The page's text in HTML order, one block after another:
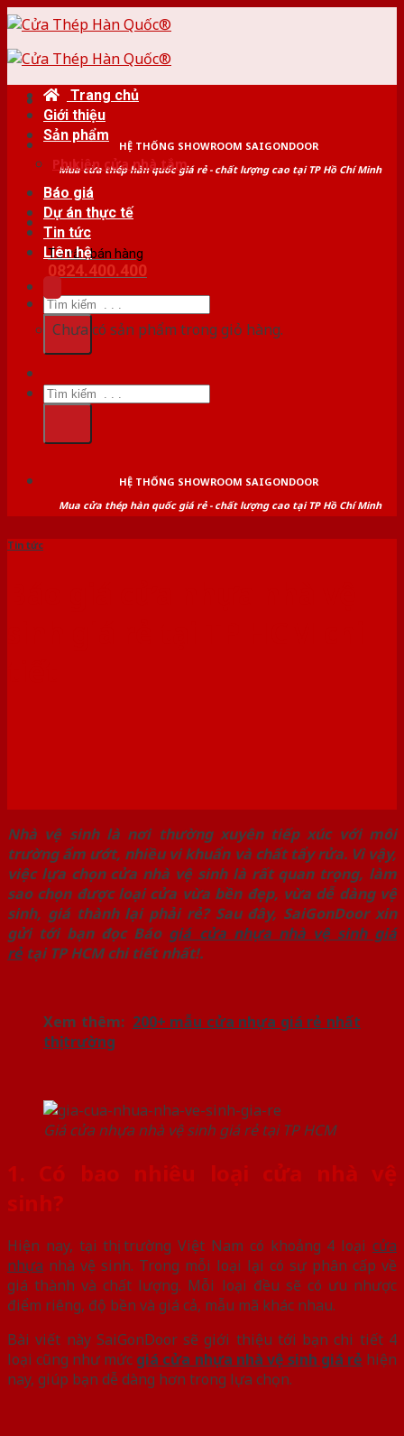
Skip
content
HỆ THỐNG SHOWROOM SAIGONDOOR
Mua cửa thép hàn quốc giá rẻ - chất lượng cao tại TP Hồ Chí Minh
Tư vấn bán hàng
0824.400.400
Tìm
kiếm:
Trang chủ
Giới thiệu
Sản phẩm
Phụ kiện cửa nhà tắm
Báo giá
Dự án thực tế
Tin tức
Liên hệ
Chưa có sản phẩm trong giỏ hàng.
Tìm
kiếm:
HỆ THỐNG SHOWROOM SAIGONDOOR
Mua cửa thép hàn quốc giá rẻ - chất lượng cao tại TP Hồ Chí Minh
Tin tức
Nhà vệ sinh là nơi thường xuyên tiếp xúc với môi
trường ẩm ướt, nhiều vi khuẩn và chất tẩy rửa. Vì vậy,
việc lựa chọn cửa nhà vệ sinh là rất quan trọng, làm
sao chọn được loại cửa vừa bền đẹp, vừa dễ dàng vệ
sinh, giá thành lại phải rẻ? Sau đây, SaiGonDoor xin
gửi tới bạn đọc Báo giá cửa nhựa nhà vệ sinh giá
rẻ tại TP HCM chi tiết nhất!.
Xem thêm: 200+ mẫu cửa nhựa giá rẻ nhất
thị trường
Giá cửa nhựa nhà vệ sinh giá rẻ tại TP HCM
1. Có bao nhiêu loại cửa nhà vệ
sinh?
Hiện nay, tại thị trường Việt Nam có khoảng 4 loại cửa
nhựa nhà vệ sinh. Trong mỗi loại lại có sự phân cấp về
giá thành và chất lượng. Mỗi loại đều sẽ có ưu nhược
điểm riêng, độ bền và giá cả, mẫu mã khác nhau.
Bài viết này SaiGonDoor sẽ giới thiệu tới bạn chi tiết 4
loại cũng như mức giá cửa nhựa nhà vệ sinh giá rẻ hiện
nay, giúp bạn dễ dàng hơn trong lựa chọn.